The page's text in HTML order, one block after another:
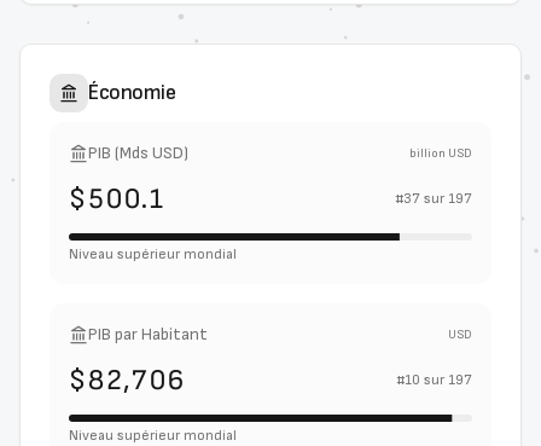
Économie
PIB (Mds USD) billion USD
$500.1 #37 sur 197
Niveau supérieur mondial
PIB par Habitant USD
$82,706 #10 sur 197
Niveau supérieur mondial